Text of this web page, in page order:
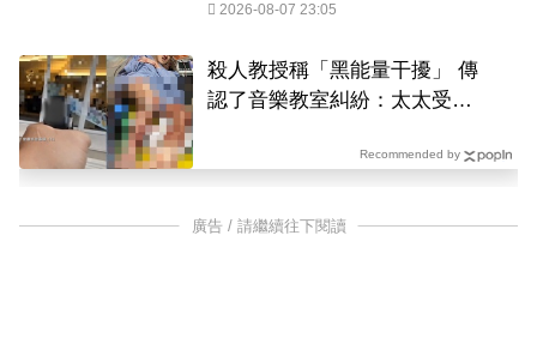
2026-08-07 23:05
殺人教授稱「黑能量干擾」 傳
認了音樂教室糾紛：太太受委
Recommended by
廣告 / 請繼續往下閱讀